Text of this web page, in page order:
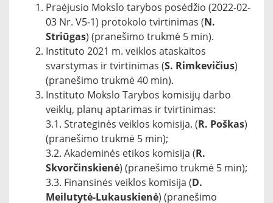
Praėjusio Mokslo tarybos posėdžio (2022-02-
03 Nr. V5-1) protokolo tvirtinimas (N.
Striūgas) (pranešimo trukmė 5 min).
Instituto 2021 m. veiklos ataskaitos
svarstymas ir tvirtinimas (S. Rimkevičius)
(pranešimo trukmė 40 min).
Instituto Mokslo Tarybos komisijų darbo
veiklų, planų aptarimas ir tvirtinimas:
3.1. Strateginės veiklos komisija. (R. Poškas)
(pranešimo trukmė 5 min);
3.2. Akademinės etikos komisija (R.
Skvorčinskienė) (pranešimo trukmė 5 min);
3.3. Finansinės veiklos komisija (D.
Meilutytė-Lukauskienė) (pranešimo